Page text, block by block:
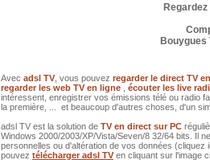
Bouygues
Avec adsl TV , vous pouvez regarder le direct TV
regarder les web TV en ligne
écouter les live
intéressent, enregistrer vos émissions télé ou radio
la première, ... et beaucoup d'autres choses, d'un
adsl TV est la solution de TV en direct sur PC
Windows 2000/2003/XP/Vista/Seven/8 32/64 bits. Il
personnelles ou d'altération de vos données (cliquez
pouvez télécharger adsl TV en cliquant sur l'image